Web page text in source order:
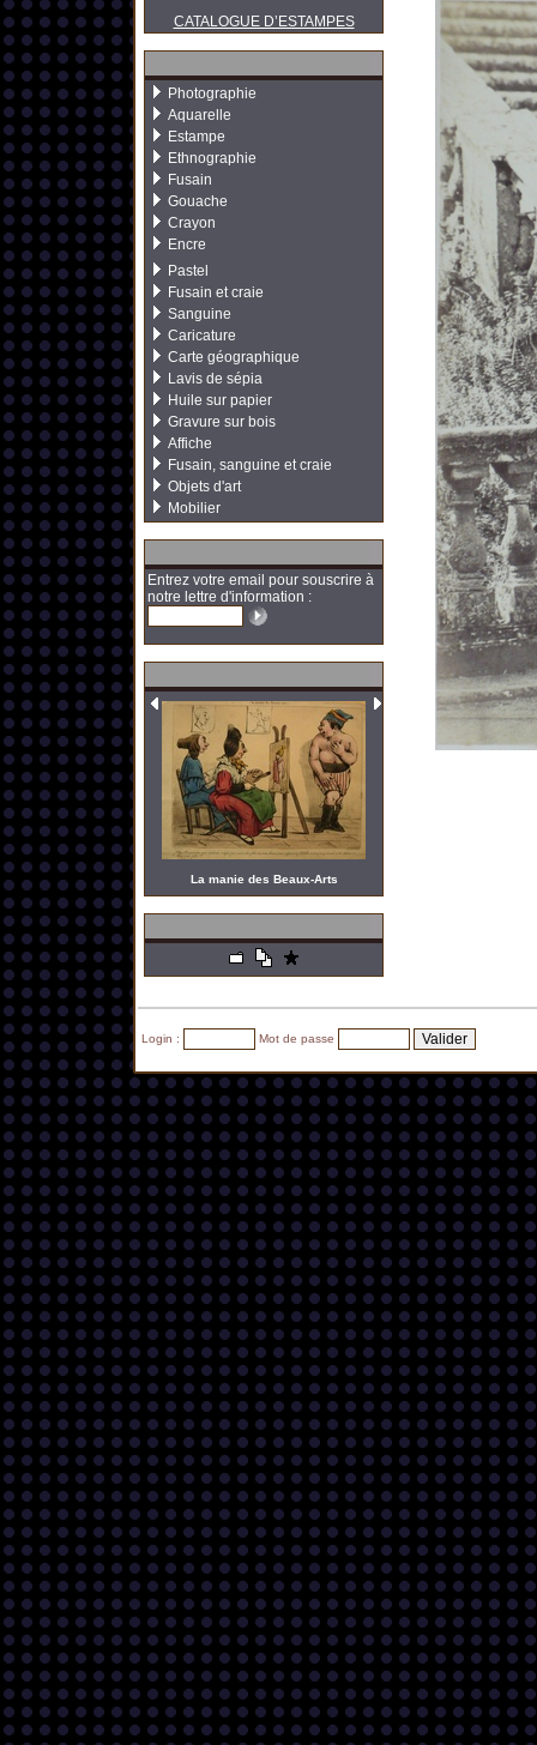
CATALOGUE D’ESTAMPES
Photographie
Aquarelle
Estampe
Ethnographie
Fusain
Gouache
Crayon
Encre
Pastel
Fusain et craie
Sanguine
Caricature
Carte géographique
Lavis de sépia
Huile sur papier
Gravure sur bois
Affiche
Fusain, sanguine et craie
Objets d'art
Mobilier
Entrez votre email pour souscrire à
notre lettre d'information :
La manie des Beaux-Arts
Login : Mot de passe